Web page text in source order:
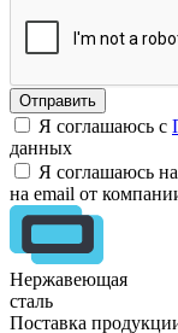
Я соглашаюсь с
данных
Я соглашаюсь
на email от
Нержавеющая
сталь
Поставка